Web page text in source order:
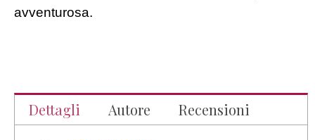
avventurosa.
Dettagli Autore Recensioni